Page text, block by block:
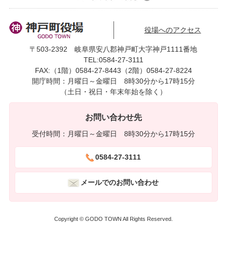
役場へのアクセス
〒503-2392 岐阜県安八郡神戸町大字神戸1111番地
TEL:0584-27-3111
FAX:（1階）0584-27-8443（2階）0584-27-8224
開庁時間：月曜日～金曜日 8時30分から17時15分
（土日・祝日・年末年始を除く）
お問い合わせ先
受付時間：月曜日～金曜日 8時30分から17時15分
0584-27-3111
メールでのお問い合わせ
Copyright © GODO TOWN All Rights Reserved.